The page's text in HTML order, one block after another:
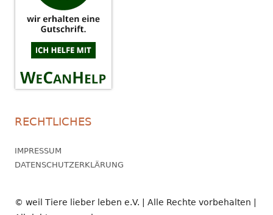
RECHTLICHES
IMPRESSUM
DATENSCHUTZERKLÄRUNG
© weil Tiere lieber leben e.V. | Alle Rechte vorbehalten |